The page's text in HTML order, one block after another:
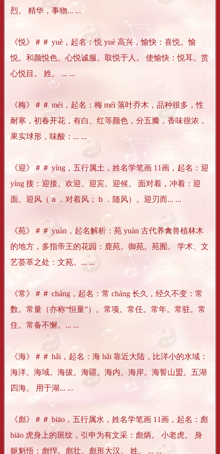
烈。 精华，事物... ...
《悦》＃＃ yuè，起名：悦 yuè 高兴，愉快：喜悦。愉
悦。和颜悦色。心悦诚服。取悦于人。 使愉快：悦耳。赏
心悦目。 姓。 ... ...
《梅》＃＃ méi，起名：梅 méi 落叶乔木，品种很多，性
耐寒，初春开花，有白、红等颜色，分五瓣，香味很浓，
果实球形，味酸：... ...
《迎》＃＃ yíng，五行属土，姓名学笔画 11画，起名：迎
yíng 接：迎接。欢迎。迎宾。迎候。 面对着，冲着：迎
面。迎风（ａ．对着风；ｂ．随风）。迎刃而... ...
《苑》＃＃ yuàn，起名解析：苑 yuàn 古代养禽兽植林木
的地方，多指帝王的花园：鹿苑。御苑。苑囿。 学术、文
艺荟萃之处：文苑。... ...
《常》＃＃ cháng，起名：常 cháng 长久，经久不变：常
数。常量（亦称“恒量”）。常项。常任。常年。常驻。常
住。常备不懈。... ...
《海》＃＃ hǎi，起名：海 hǎi 靠近大陆，比洋小的水域：
海洋。海域。海拔。海疆。海内。海岸。海誓山盟。五湖
四海。 用于湖... ...
《彪》＃＃ biāo，五行属水，姓名学笔画 11画，起名：彪
biāo 虎身上的斑纹，引申为有文采：彪炳。 小老虎。 身
躯魁悟：彪悍。彪壮。彪形大汉。 姓。 ... ...